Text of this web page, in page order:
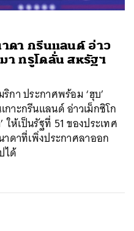
ดา กรีนแลนด์ อ่าว
า ทรูโดลั่น สหรัฐฯ
กา ประกาศพร้อม ‘ฮุบ’
าะกรีนแลนด์ อ่าวเม็กซิโก
ห้เป็นรัฐที่ 51 ของประเทศ
ดาที่เพิ่งประกาศลาออก
ได้